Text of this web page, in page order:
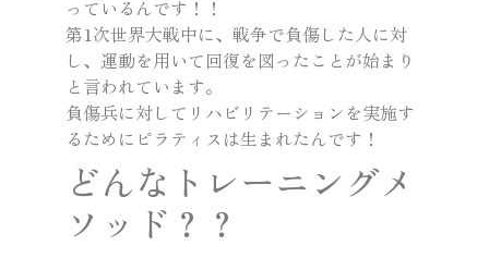
っているんです！！
第1次世界大戦中に、戦争で負傷した人に対
し、運動を用いて回復を図ったことが始まり
と言われています。
負傷兵に対してリハビリテーションを実施す
るためにピラティスは生まれたんです！
どんなトレーニングメ
ソッド？？